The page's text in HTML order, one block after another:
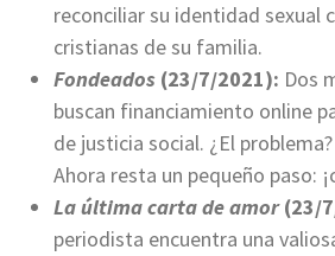
reconciliar su identidad sexual
cristianas de su familia.
Fondeados (23/7/2021): Dos
buscan financiamiento online
de justicia social. ¿El
Ahora resta un pequeño paso:
La última carta de amor(23/
periodista encuentra una